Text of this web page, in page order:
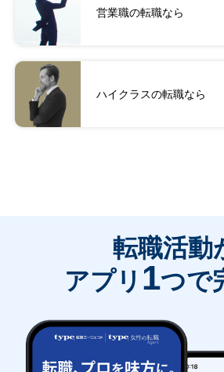
営業職の転職なら
ハイクラスの転職なら
転職活動
アプリ 1つで